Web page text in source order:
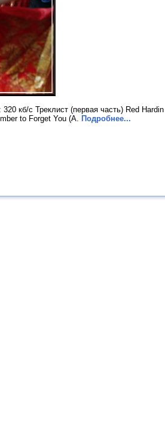
кб/с Треклист (первая часть) Red Hardin
to Forget You (A. Подробнее...